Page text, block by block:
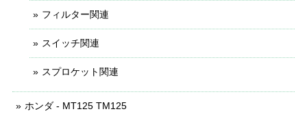
フィルター関連
スイッチ関連
スプロケット関連
ホンダ - MT125 TM125